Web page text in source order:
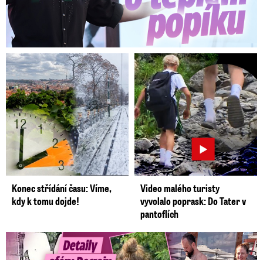
Konec střídání času: Víme,
kdy k tomu dojde!
Video malého turisty
vyvolalo poprask: Do Tater v
pantoflích
Detaily aféry Decroix s Havránkem: Kdo je tady královna?